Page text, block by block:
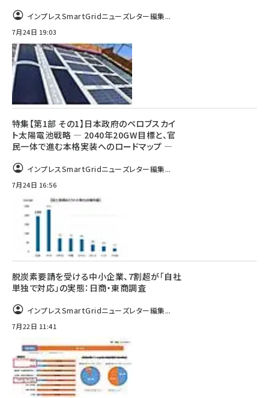
インプレスSmartGridニューズレター編集...
7月24日 19:03
特集【第1部 その1】日本政府のペロブスカイ
ト太陽電池戦略 ― 2040年20GW目標と、官
民一体で進む本格実装へのロードマップ ―
インプレスSmartGridニューズレター編集...
7月24日 16:56
脱炭素要請を受ける中小企業、7割超が「自社
単独で対応」の実態：日商・東商調査
インプレスSmartGridニューズレター編集...
7月22日 11:41